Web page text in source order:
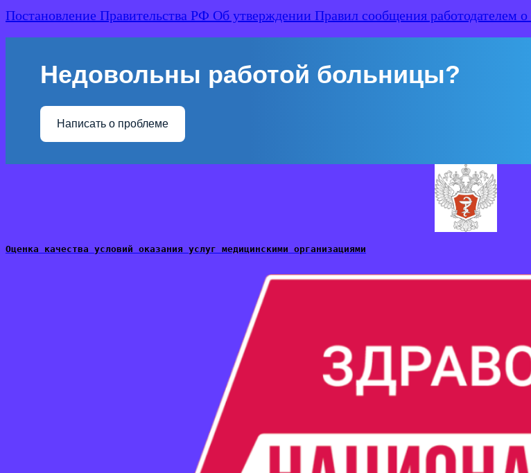
Постановление Правительства РФ Об утверждении Правил сообщения работодателем
Недовольны работой больницы?
Написать о проблеме
Оценка качества условий оказания услуг медицинскими организациями